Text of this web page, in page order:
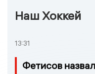
Наш Хоккей
13:31
Фетисов